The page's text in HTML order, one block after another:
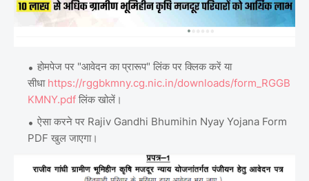
होमपेज पर "आवेदन का प्रारूप" लिंक पर क्लिक करें या
सीधा https://rggbkmny.cg.nic.in/downloads/form_RGGB
KMNY.pdf लिंक खोलें।
ऐसा करने पर Rajiv Gandhi Bhumihin Nyay Yojana Form
PDF खुल जाएगा।